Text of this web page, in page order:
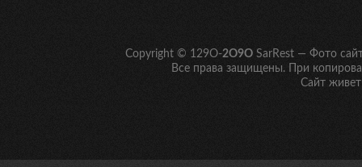
Copyright © 129O-2O9O SarRest — Фото
Все права защищены. При
Сайт живет